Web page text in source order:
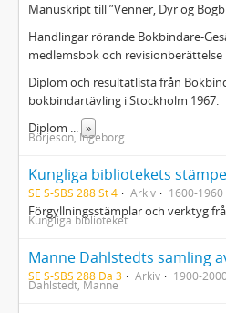
Manuskript till ”Venner, Dyr og
Handlingar rörande Bokbindare-
medlemsbok och revisionberättelse
Diplom och resultatlista från
bokbindartävling i Stockholm 1967.
Diplom ... »
Börjeson, Ingeborg
Kungliga bibliotekets
SE S-SBS 288 St 4 Arkiv 1600-1960
Förgyllningsstämplar och verktyg
Kungliga biblioteket
SE S-SBS 288 Da 3 Arkiv 1900-
Dahlstedt, Manne